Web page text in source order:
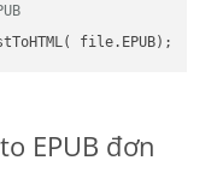
EPUB đơn